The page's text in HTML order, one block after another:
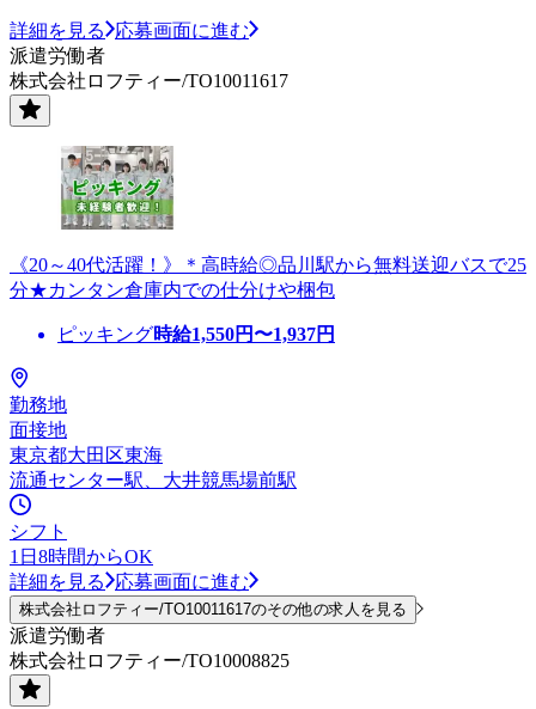
詳細を見る
応募画面に進む
派遣労働者
株式会社ロフティー/TO10011617
《20～40代活躍！》＊高時給◎品川駅から無料送迎バスで25
分★カンタン倉庫内での仕分けや梱包
ピッキング時給1,550円〜1,937円
勤務地
面接地
東京都大田区東海
流通センター駅、大井競馬場前駅
シフト
1日8時間からOK
詳細を見る
応募画面に進む
株式会社ロフティー/TO10011617のその他の求人を見る
派遣労働者
株式会社ロフティー/TO10008825